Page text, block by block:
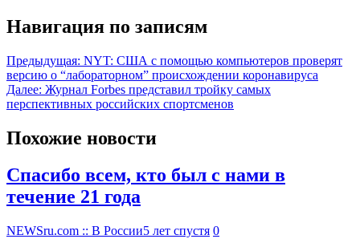
Навигация по записям
Предыдущая: NYT: США с помощью компьютеров проверят
версию о “лабораторном” происхождении коронавируса
Далее: Журнал Forbes представил тройку самых
перспективных российских спортсменов
Похожие новости
Спасибо всем, кто был с нами в
течение 21 года
NEWSru.com :: В России5 лет спустя 0